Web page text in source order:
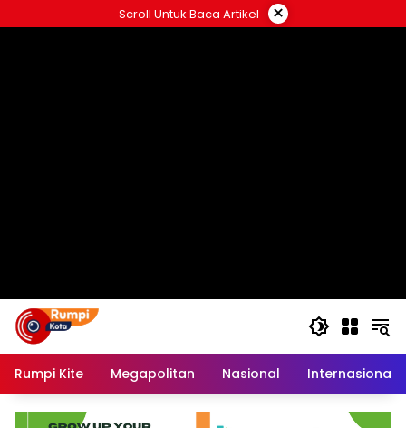
ke
Scroll Untuk Baca Artikel ×
Rumpi Kite Megapolitan Nasional Internasional